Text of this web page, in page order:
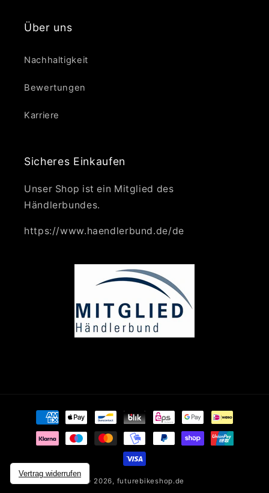
Über uns
Nachhaltigkeit
Bewertungen
Karriere
Sicheres Einkaufen
Unser Shop ist ein Mitglied des
Händlerbundes.
https://www.haendlerbund.de/de
Zahlungsmethoden
© 2026, futurebikeshop.de
Vertrag widerrufen